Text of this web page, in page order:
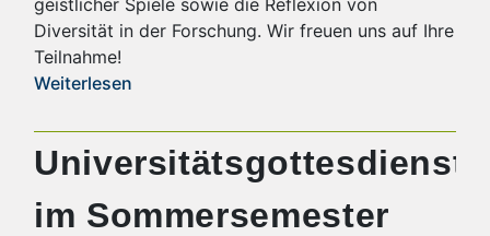
Diversität in der Forschung. Wir freuen uns auf Ihre
Teilnahme!
Weiterlesen
Universitätsgottesdienste
im Sommersemester